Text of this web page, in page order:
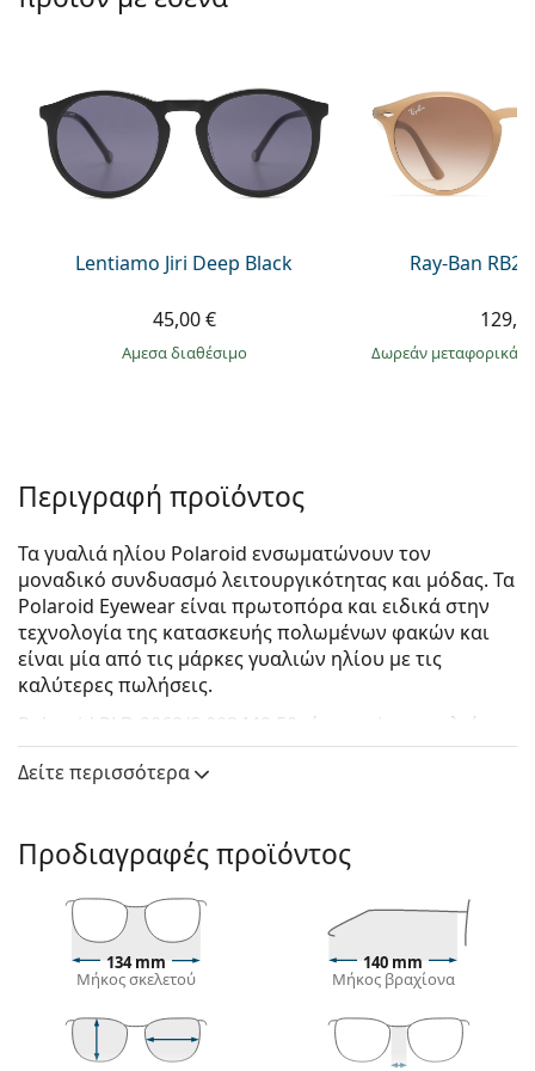
Persol
Όλες οι μάρκες
Lentiamo Jiri Deep Black
45,00 €
άμεσα διαθέσιμο
Ray-Ban
Δωρεάν μεταφορικά
Περιγραφή προϊόντος
Τα γυαλιά ηλίου Polaroid ενσωματώνουν τον
μοναδικό συνδυασμό λειτουργικότητας και μόδας. Τα
Polaroid Eyewear είναι πρωτοπόρα και ειδικά στην
τεχνολογία της κατασκευής πολωμένων φακών και
είναι μία από τις μάρκες γυαλιών ηλίου με τις
καλύτερες πωλήσεις.
Polaroid PLD 2062/S 003 M9 50
είναι unisex γυαλιά
ηλίου.
Δείτε πώς φαίνονται πάνω σας αυτά τα γυαλιά ηλίου
Lentiamo.
Το μαύρο χρώμα του σκελετού ταιριάζει απόλυτα
με το δροσερό χρώμα του δέρματος και τα ανοιχτά
ξανθά, ανοιχτά καφέ ή μαύρα μαλλιά.
ιδανική επιλογή για όσους έχουν τετράγωνο ή
οβάλ σχήμα προσώπου.
Δείτε περισσότερα
Προδιαγραφές προϊόντος
134 mm
Μήκος σκελετού
140 mm
Μήκος βραχίονα